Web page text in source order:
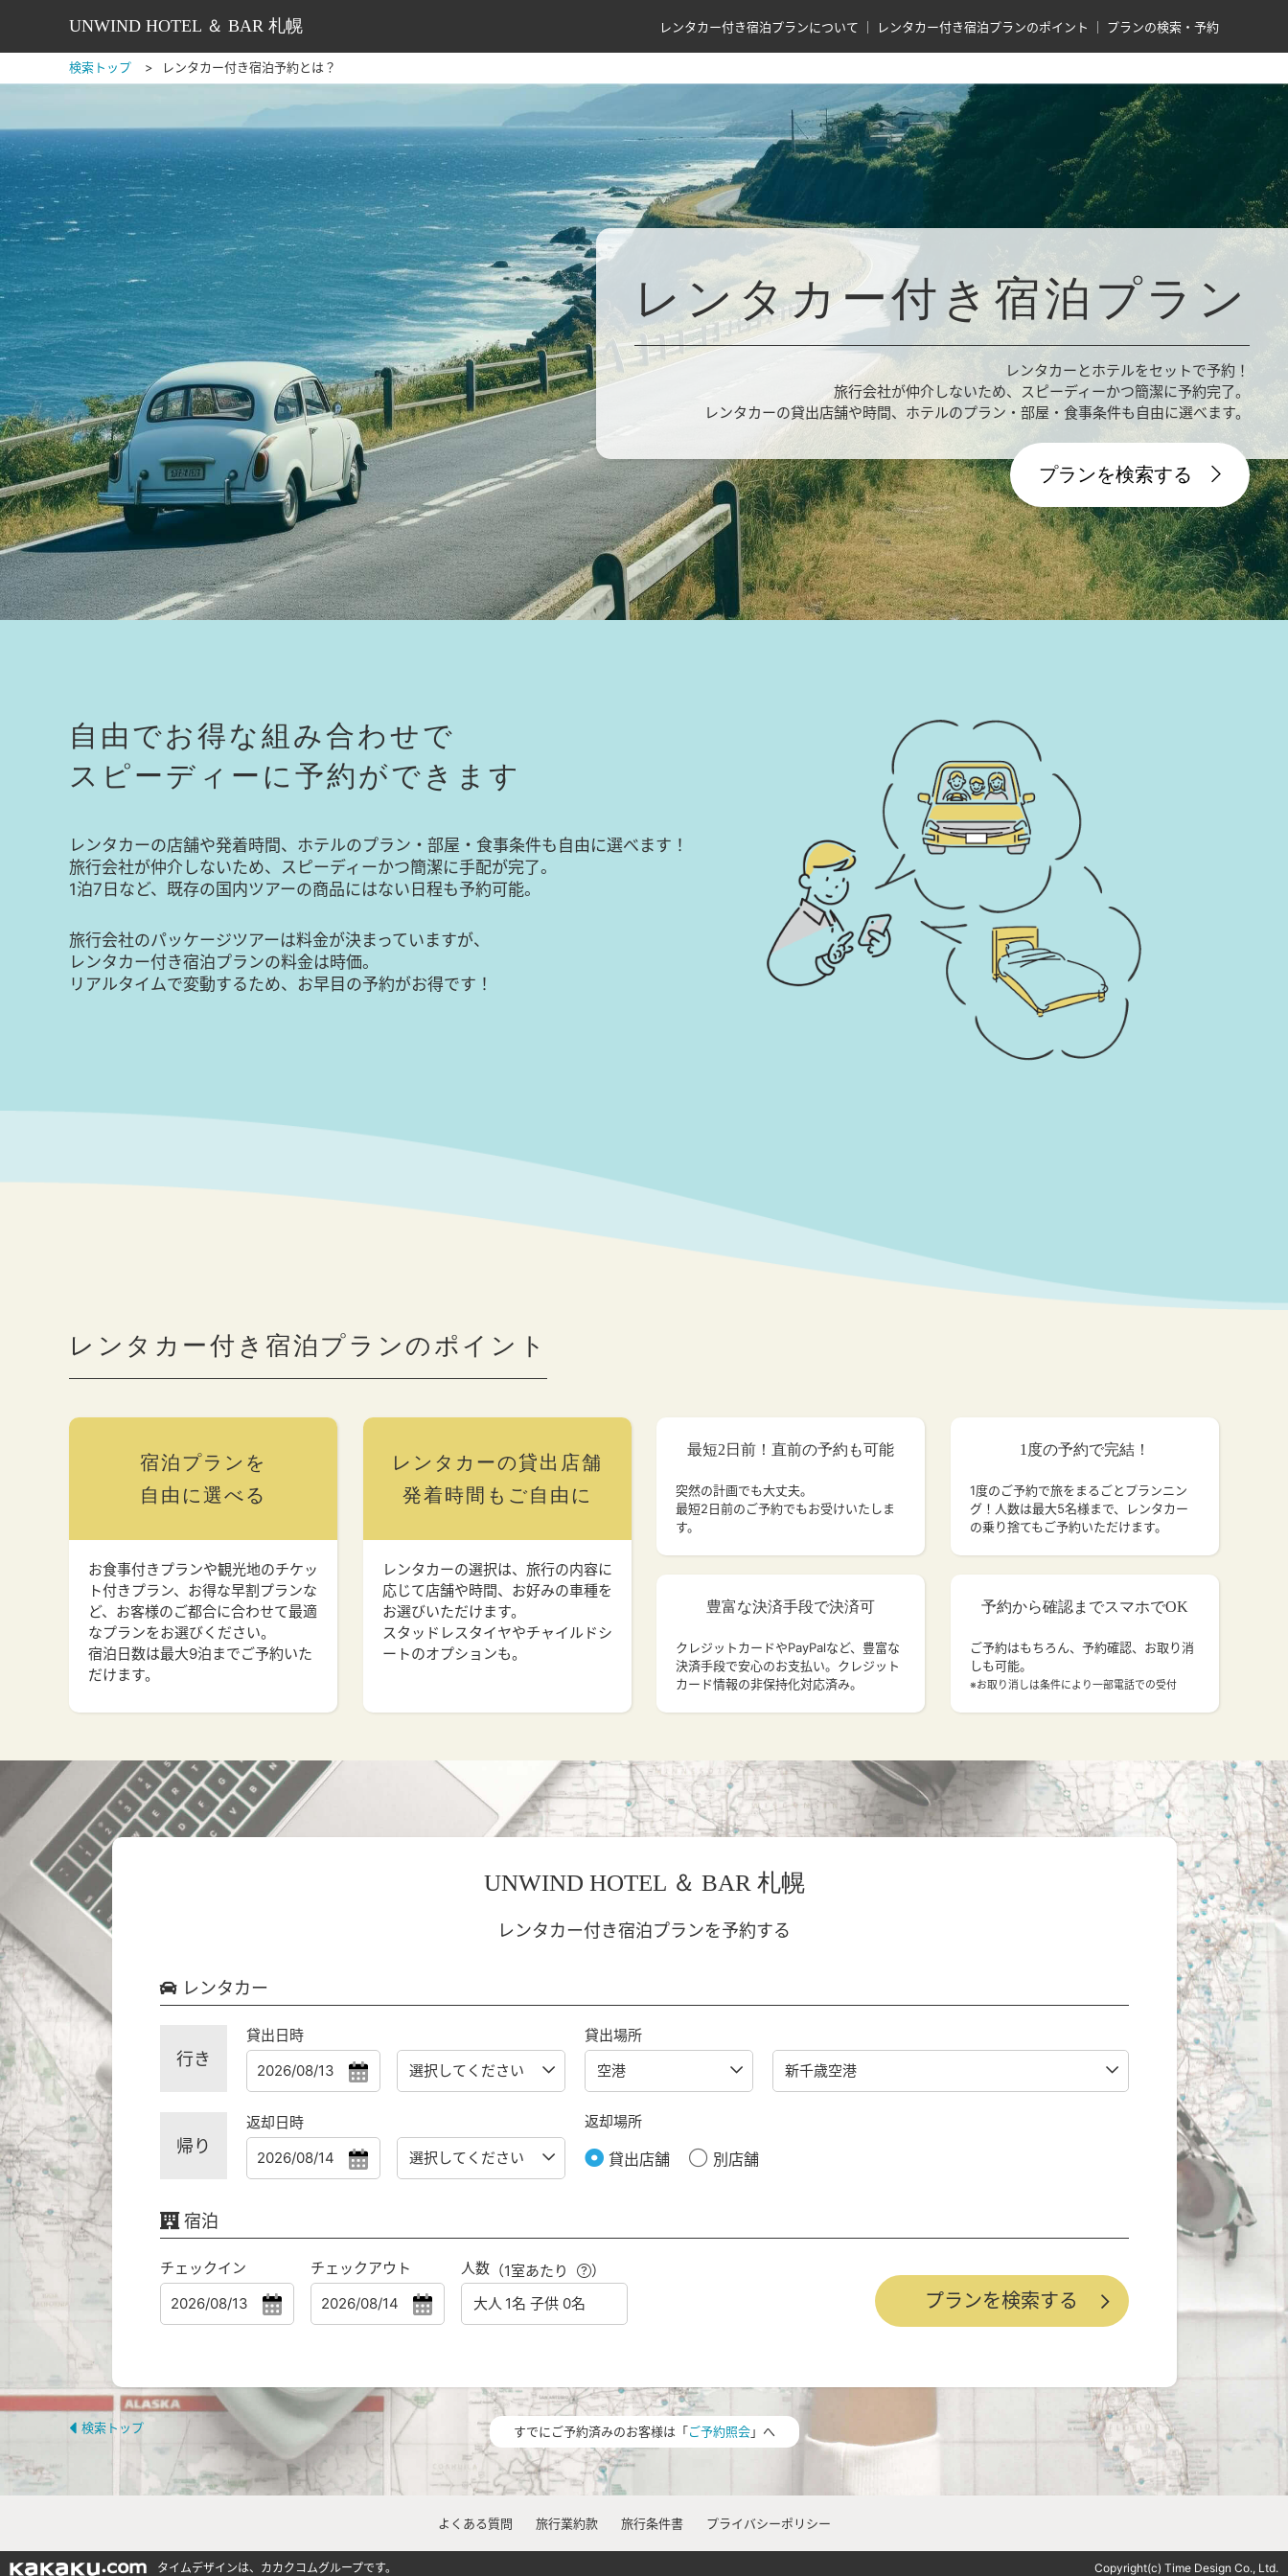
UNWIND HOTEL ＆ BAR 札幌 レンタカー付き宿泊プランについて レンタカー付き宿泊プランのポイント プランの検索・予約
検索トップ レンタカー付き宿泊予約とは？
レンタカー付き宿泊プラン
レンタカーとホテルをセットで予約！
旅行会社が仲介しないため、スピーディーかつ簡潔に予約完了。
レンタカーの貸出店舗や時間、ホテルのプラン・部屋・食事条件も自由に選べます。
プランを検索する
自由でお得な組み合わせで
スピーディーに予約ができます
レンタカーの店舗や発着時間、ホテルのプラン・部屋・食事条件も自由に選べます！
旅行会社が仲介しないため、スピーディーかつ簡潔に手配が完了。
1泊7日など、既存の国内ツアーの商品にはない日程も予約可能。
旅行会社のパッケージツアーは料金が決まっていますが、
レンタカー付き宿泊プランの料金は時価。
リアルタイムで変動するため、お早目の予約がお得です！
レンタカー付き宿泊プランのポイント
宿泊プランを
自由に選べる
お食事付きプランや観光地のチケッ
ト付きプラン、お得な早割プランな
ど、お客様のご都合に合わせて最適
なプランをお選びください。
宿泊日数は最大9泊までご予約いた
だけます。
レンタカーの貸出店舗
発着時間もご自由に
レンタカーの選択は、旅行の内容に
応じて店舗や時間、お好みの車種を
お選びいただけます。
スタッドレスタイヤやチャイルドシ
ートのオプションも。
最短2日前！直前の予約も可能
突然の計画でも大丈夫。
最短2日前のご予約でもお受けいたしま
す。
豊富な決済手段で決済可
クレジットカードやPayPalなど、豊富な
決済手段で安心のお支払い。クレジット
カード情報の非保持化対応済み。
1度の予約で完結！
1度のご予約で旅をまるごとプランニン
グ！人数は最大5名様まで、レンタカー
の乗り捨てもご予約いただけます。
予約から確認までスマホでOK
ご予約はもちろん、予約確認、お取り消
しも可能。
※お取り消しは条件により一部電話での受付
UNWIND HOTEL ＆ BAR 札幌
レンタカー付き宿泊プランを予約する
レンタカー
行き
貸出日時 貸出場所
帰り
返却日時 返却場所
貸出店舗 別店舗
宿泊
チェックイン チェックアウト 人数（1室あたり ）
検索トップ すでにご予約済みのお客様は「ご予約照会」へ
よくある質問 旅行業約款 旅行条件書 プライバシーポリシー
タイムデザインは、カカクコムグループです。 Copyright(c) Time Design Co., Ltd.